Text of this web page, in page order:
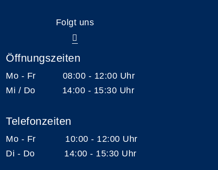
Folgt uns
Öffnungszeiten
Mo - Fr 08:00 - 12:00 Uhr
Mi / Do 14:00 - 15:30 Uhr
Telefonzeiten
Mo - Fr 10:00 - 12:00 Uhr
Di - Do 14:00 - 15:30 Uhr